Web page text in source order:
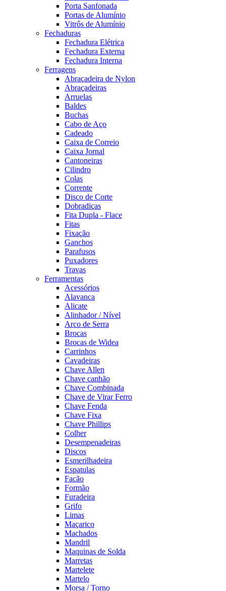
Porta Sanfonada
Portas de Alumínio
Vitrôs de Alumínio
Fechaduras
Fechadura Elétrica
Fechadura Externa
Fechadura Interna
Ferragens
Abraçadeira de Nylon
Abraçadeiras
Arruelas
Baldes
Buchas
Cabo de Aço
Cadeado
Caixa de Correio
Caixa Jornal
Cantoneiras
Cilindro
Colas
Corrente
Disco de Corte
Dobradiças
Fita Dupla - Flace
Fitas
Fixação
Ganchos
Parafusos
Puxadores
Travas
Ferramentas
Acessórios
Alavanca
Alicate
Alinhador / Nível
Arco de Serra
Brocas
Brocas de Widea
Carrinhos
Cavadeiras
Chave Allen
Chave canhão
Chave Combinada
Chave de Virar Ferro
Chave Fenda
Chave Fixa
Chave Phillips
Colher
Desempenadeiras
Discos
Esmerilhadeira
Espatulas
Facão
Formão
Furadeira
Grifo
Limas
Maçarico
Machados
Mandril
Maquinas de Solda
Marretas
Martelete
Martelo
Morsa / Torno